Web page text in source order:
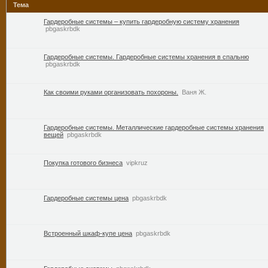
Тема
Гардеробные системы – купить гардеробную систему хранения
pbgaskrbdk
Гардеробные системы. Гардеробные системы хранения в спальню
pbgaskrbdk
Как своими руками организовать похороны. Ваня Ж.
Гардеробные системы. Металлические гардеробные системы хранения
вещей pbgaskrbdk
Покупка готового бизнеса vipkruz
Гардеробные системы цена pbgaskrbdk
Встроенный шкаф-купе цена pbgaskrbdk